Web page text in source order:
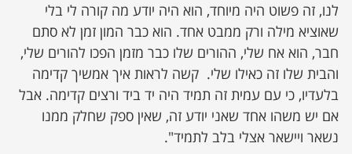
לנו, זה פשוט היה מיוחד, הוא היה יודע מה קורה לי בלי
שאוציא מילה ורק ממבט אחד. הוא כבר המון זמן לא סתם
חבר, הוא אח שלי, ההורים שלו כבר מזמן הפכו להורים שלי,
והבית שלו זה כאילו שלי. קשה לראות איך אמשיך קדימה
בלעדיו, כי עם עמית זה תמיד היה יד ביד ורצים קדימה. אבל
אם יש משהו אחד שאני יודע זה, שאין ספק שחלק ממנו
נשאר ויישאר אצלי בלב לתמיד".